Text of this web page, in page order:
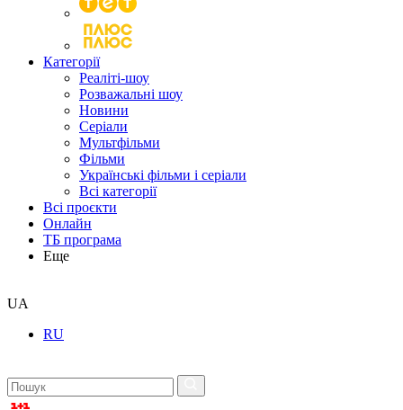
Категорії
Реаліті-шоу
Розважальні шоу
Новини
Серіали
Мультфільми
Фільми
Українські фільми і серіали
Всі категорії
Всі проєкти
Онлайн
ТБ програма
Еще
UA
RU